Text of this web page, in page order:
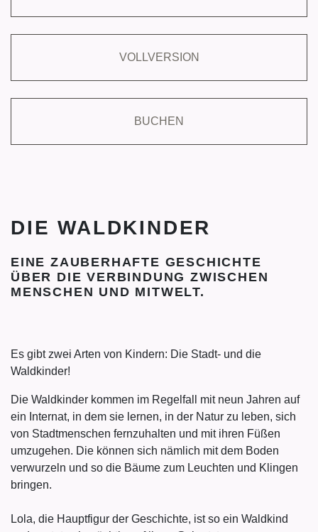
VOLLVERSION
BUCHEN
DIE WALDKINDER
EINE ZAUBERHAFTE GESCHICHTE
ÜBER DIE VERBINDUNG ZWISCHEN
MENSCHEN UND MITWELT.
Es gibt zwei Arten von Kindern: Die Stadt- und die
Waldkinder!
Die Waldkinder kommen im Regelfall mit neun Jahren auf
ein Internat, in dem sie lernen, in der Natur zu leben, sich
von Stadtmenschen fernzuhalten und mit ihren Füßen
umzugehen. Die können sich nämlich mit dem Boden
verwurzeln und so die Bäume zum Leuchten und Klingen
bringen.
Lola, die Hauptfigur der Geschichte, ist so ein Waldkind